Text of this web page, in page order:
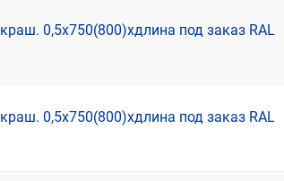
0,5х750(800)хдлина под заказ RAL
0,5х750(800)хдлина под заказ RAL